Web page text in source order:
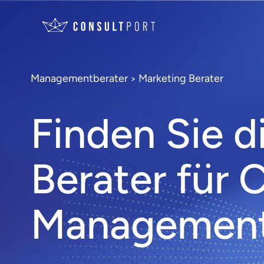
Managementberater > Marketing Berater
Finden Sie
Berater für